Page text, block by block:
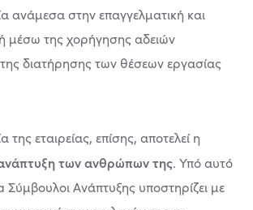
ανάμεσα στην επαγγελματική και
μέσω της χορήγησης αδειών
διατήρησης των θέσεων εργασίας
εταιρείας, επίσης, αποτελεί η
των ανθρώπων της. Υπό αυτό
Ανάπτυξης υποστηρίζει με